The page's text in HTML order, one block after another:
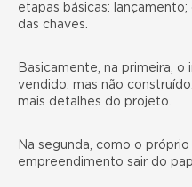
etapas básicas:
das chaves.
Basicamente, na primeira,
vendido, mas não
mais detalhes do projeto.
Na segunda, como o
empreendimento sair do